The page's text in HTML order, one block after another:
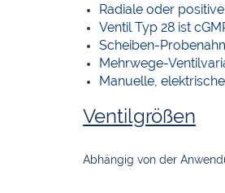
Radiale oder
Ventil Typ 28 ist
Scheiben-
Mehrwege-
Manuelle,
Ventilgrößen
Abhängig von der